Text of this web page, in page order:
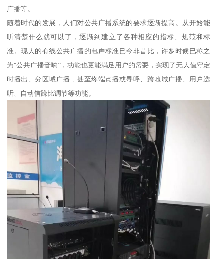
广播等。
随着时代的发展，人们对公共广播系统的要求逐渐提高。从开始能
听清楚什么就可以了，逐渐到建立了各种相应的指标、规范和标
准。现人的有线公共广播的电声标准已今非昔比，许多时候已称之
为“公共广播音响”，功能也更能满足用户的需要，实现了无人值守定
时播出、分区域广播，甚至终端点播或寻呼、跨地域广播、用户选
听、自动信躁比调节等功能。